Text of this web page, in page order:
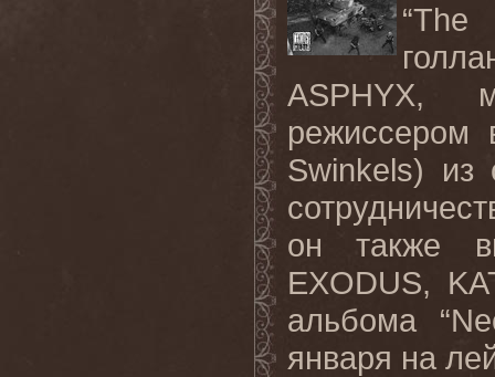
“The
ASPHYX,
режиссером
Swinkels) из
он также
EXODUS,
альбома
января на